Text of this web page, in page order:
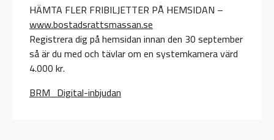
HÄMTA FLER FRIBILJETTER PÅ HEMSIDAN –
www.bostadsrattsmassan.se
Registrera dig på hemsidan innan den 30 september
så är du med och tävlar om en systemkamera värd
4.000 kr.
BRM_Digital-inbjudan